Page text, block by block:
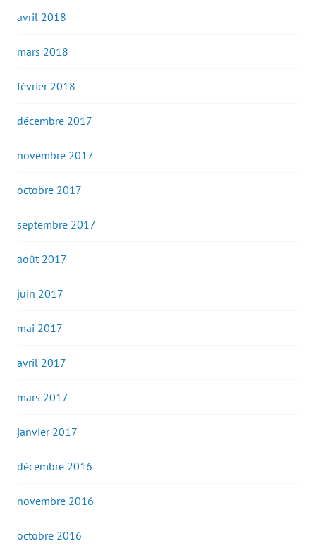
avril 2018
mars 2018
février 2018
décembre 2017
novembre 2017
octobre 2017
septembre 2017
août 2017
juin 2017
mai 2017
avril 2017
mars 2017
janvier 2017
décembre 2016
novembre 2016
octobre 2016